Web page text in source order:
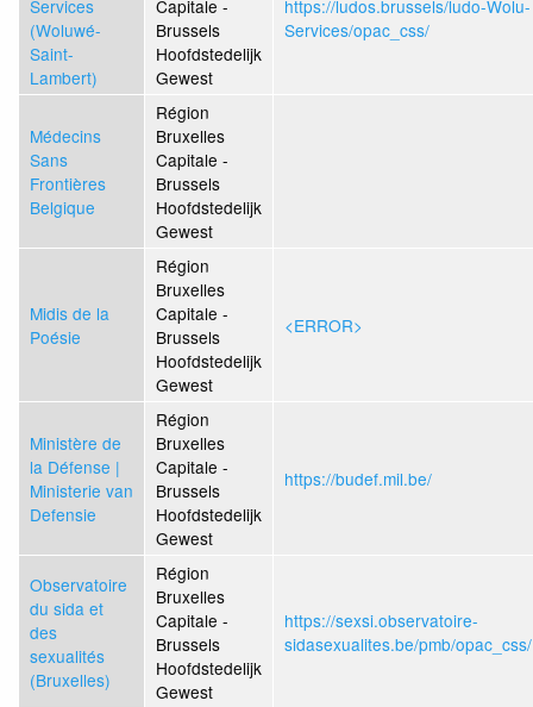
Services
(Woluwé-
Saint-
Lambert)
Capitale -
Brussels
Hoofdstedelijk
Gewest
https://ludos.brussels/ludo-Wolu-
Services/opac_css/
Médecins
Sans
Frontières
Belgique
Région
Bruxelles
Capitale -
Brussels
Hoofdstedelijk
Gewest
Midis de la
Poésie
Région
Bruxelles
Capitale -
Brussels
Hoofdstedelijk
Gewest
<ERROR>
Ministère de
la Défense |
Ministerie van
Defensie
Région
Bruxelles
Capitale -
Brussels
Hoofdstedelijk
Gewest
https://budef.mil.be/
Observatoire
du sida et
des
sexualités
(Bruxelles)
Région
Bruxelles
Capitale -
Brussels
Hoofdstedelijk
Gewest
https://sexsi.observatoire-
sidasexualites.be/pmb/opac_css/